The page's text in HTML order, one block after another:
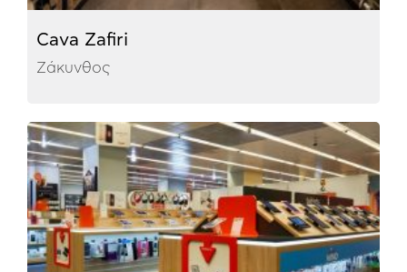
Cava Zafiri
Ζάκυνθος